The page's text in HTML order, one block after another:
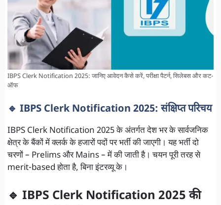
IBPS Clerk Notification 2025: जानिए आवेदन कैसे करें, परीक्षा पैटर्न, सिलेबस और कट-
ऑफ
🔹 IBPS Clerk Notification 2025: संक्षिप्त परिचय
IBPS Clerk Notification 2025 के अंतर्गत देश भर के सार्वजनिक
क्षेत्र के बैंकों में क्लर्क के हजारों पदों पर भर्ती की जाएगी। यह भर्ती दो
चरणों – Prelims और Mains – में की जाती है। चयन पूरी तरह से
merit-based होता है, बिना इंटरव्यू के।
🔹 IBPS Clerk Notification 2025 की